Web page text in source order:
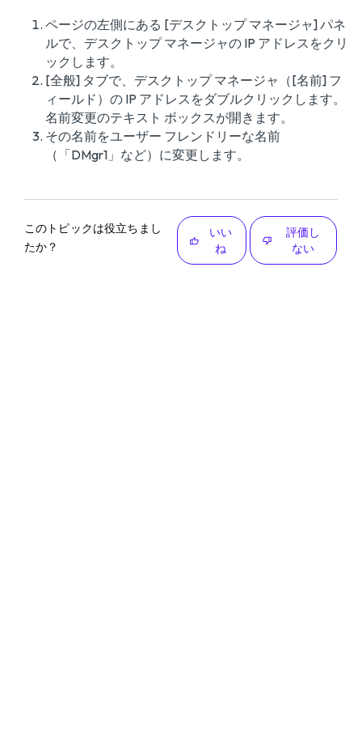
ページの左側にある [デスクトップ マネージャ] パネ
ルで、デスクトップ マネージャの IP アドレスをクリ
ックします。
[全般] タブで、デスクトップ マネージャ（[名前] フ
ィールド）の IP アドレスをダブルクリックします。
名前変更のテキスト ボックスが開きます。
その名前をユーザー フレンドリーな名前
（「DMgr1」など）に変更します。
このトピックは役立ちまし
たか？
いい
ね
評価し
ない